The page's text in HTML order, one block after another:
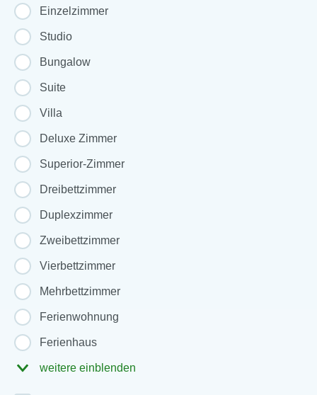
Einzelzimmer
Studio
Bungalow
Suite
Villa
Deluxe Zimmer
Superior-Zimmer
Dreibettzimmer
Duplexzimmer
Zweibettzimmer
Vierbettzimmer
Mehrbettzimmer
Ferienwohnung
Ferienhaus
weitere einblenden